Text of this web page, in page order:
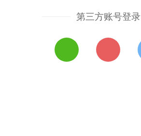
第三方账号登录